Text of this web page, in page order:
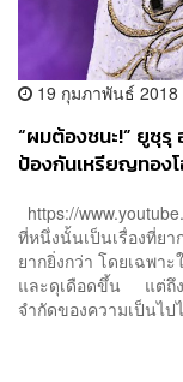
19 กุมภาพันธ์ 2018
“ผมต้องชนะ!” ยูซุรุ
ป้องกันเหรียญทอง
https://
ที่หนึ่งนั้นเป็นเรื่องที่ยา
ยากยิ่งกว่า โดยเฉพา
และดุเดือดขึ้น แต่ถึง
จำกัดของความเป็นไ